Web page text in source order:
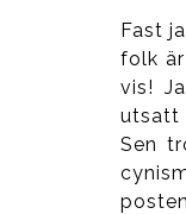
Fast
folk
vis!
utsatt
Sen